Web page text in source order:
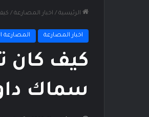
الرئيسية / اخبار المصارعة /
اخبار المصارعة المصارعة
كيف كان
سماك